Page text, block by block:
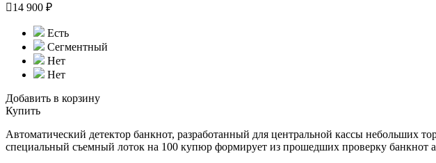
14 900 ₽
Есть
Сегментный
Нет
Нет
Добавить в корзину
Купить
Автоматический детектор банкнот, разработанный для центральной кассы небольших
специальный съемный лоток на 100 купюр формирует из прошедших проверку банкнот